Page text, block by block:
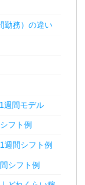
勤務）の違い
週間モデル
フト例
週間シフト例
シフト例